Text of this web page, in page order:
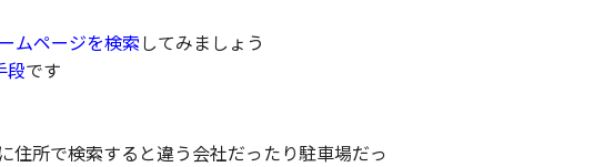
ムページを検索してみましょう
段です
住所で検索すると違う会社だったり駐車場だっ